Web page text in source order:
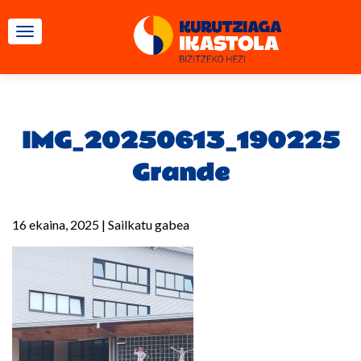
TOGGLE NAVIGATION
IMG_20250613_190225
Grande
16 ekaina, 2025 | Sailkatu gabea